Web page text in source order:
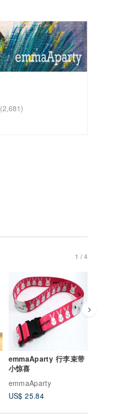
(2,681)
1 / 4
emmaAparty 行李束带
小惊喜
emmaAparty
US$ 25.84